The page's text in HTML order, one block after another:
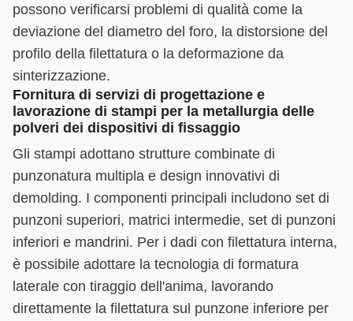
possono verificarsi problemi di qualità come la
deviazione del diametro del foro, la distorsione del
profilo della filettatura o la deformazione da
sinterizzazione.
Fornitura di servizi di progettazione e
lavorazione di stampi per la metallurgia delle
polveri dei dispositivi di fissaggio
Gli stampi adottano strutture combinate di
punzonatura multipla e design innovativi di
demolding. I componenti principali includono set di
punzoni superiori, matrici intermedie, set di punzoni
inferiori e mandrini. Per i dadi con filettatura interna,
è possibile adottare la tecnologia di formatura
laterale con tiraggio dell'anima, lavorando
direttamente la filettatura sul punzone inferiore per